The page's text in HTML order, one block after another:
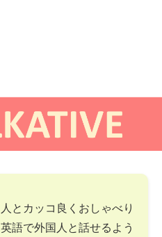
とカッコ良くおしゃべり
語で外国人と話せるよう